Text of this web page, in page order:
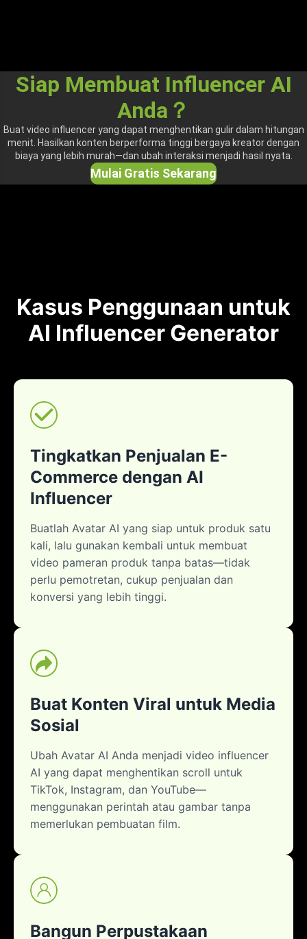
Siap Membuat Influencer AI
Anda？
Buat video influencer yang dapat menghentikan gulir dalam hitungan
menit. Hasilkan konten berperforma tinggi bergaya kreator dengan
biaya yang lebih murah—dan ubah interaksi menjadi hasil nyata.
Mulai Gratis Sekarang
Kasus Penggunaan untuk
AI Influencer Generator
Tingkatkan Penjualan E-
Commerce dengan AI
Influencer
Buatlah Avatar AI yang siap untuk produk satu
kali, lalu gunakan kembali untuk membuat
video pameran produk tanpa batas—tidak
perlu pemotretan, cukup penjualan dan
konversi yang lebih tinggi.
Buat Konten Viral untuk Media
Sosial
Ubah Avatar AI Anda menjadi video influencer
AI yang dapat menghentikan scroll untuk
TikTok, Instagram, dan YouTube—
menggunakan perintah atau gambar tanpa
memerlukan pembuatan film.
Bangun Perpustakaan